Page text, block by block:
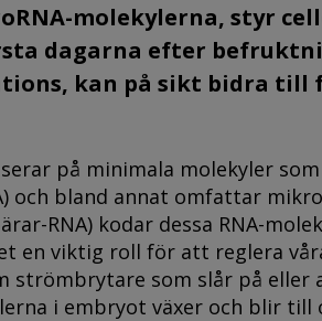
molekylerna, styr
dagarna efter
kan på sikt bidra
på minimala molekyler
och bland annat omfattar
RNA) kodar dessa RNA-
en viktig roll för att reglera
strömbrytare som slår på eller
i embryot växer och blir till